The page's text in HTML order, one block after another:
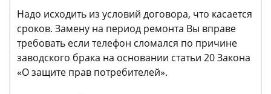
Надо исходить из условий договора, что касается
сроков. Замену на период ремонта Вы вправе
требовать если телефон сломался по причине
заводского брака на основании статьи 20 Закона
«О защите прав потребителей».